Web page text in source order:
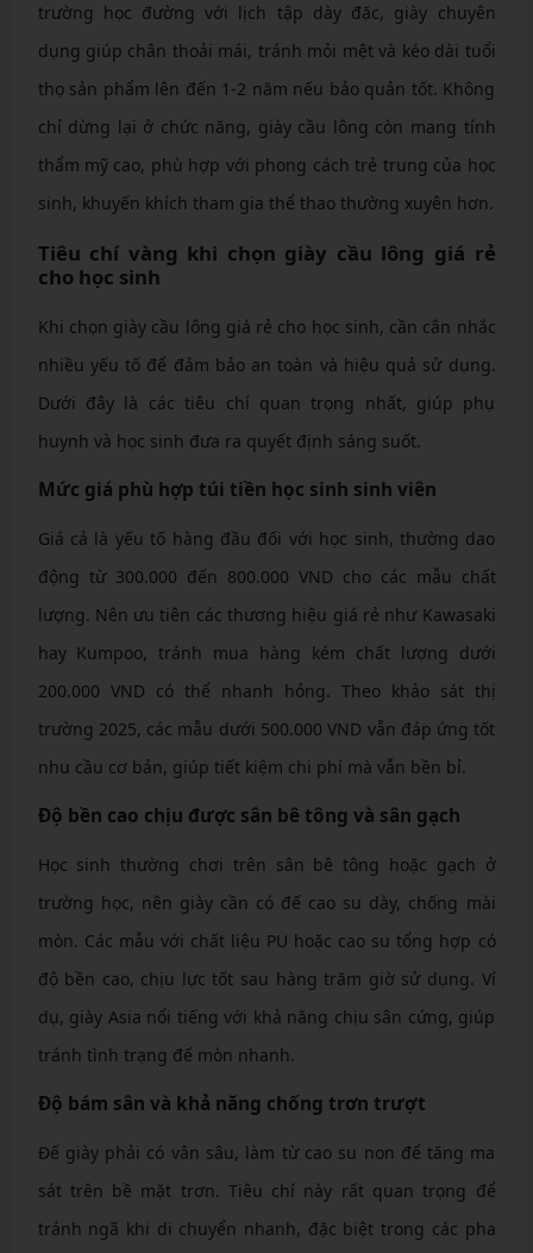
trường học đường với lịch tập dày đặc, giày chuyên
dụng giúp chân thoải mái, tránh mỏi mệt và kéo dài tuổi
thọ sản phẩm lên đến 1-2 năm nếu bảo quản tốt. Không
chỉ dừng lại ở chức năng, giày cầu lông còn mang tính
thẩm mỹ cao, phù hợp với phong cách trẻ trung của học
sinh, khuyến khích tham gia thể thao thường xuyên hơn.
Tiêu chí vàng khi chọn giày cầu lông giá rẻ
cho học sinh
Khi chọn giày cầu lông giá rẻ cho học sinh, cần cân nhắc
nhiều yếu tố để đảm bảo an toàn và hiệu quả sử dụng.
Dưới đây là các tiêu chí quan trọng nhất, giúp phụ
huynh và học sinh đưa ra quyết định sáng suốt.
Mức giá phù hợp túi tiền học sinh sinh viên
Giá cả là yếu tố hàng đầu đối với học sinh, thường dao
động từ 300.000 đến 800.000 VND cho các mẫu chất
lượng. Nên ưu tiên các thương hiệu giá rẻ như Kawasaki
hay Kumpoo, tránh mua hàng kém chất lượng dưới
200.000 VND có thể nhanh hỏng. Theo khảo sát thị
trường 2025, các mẫu dưới 500.000 VND vẫn đáp ứng tốt
nhu cầu cơ bản, giúp tiết kiệm chi phí mà vẫn bền bỉ.
Độ bền cao chịu được sân bê tông và sân gạch
Học sinh thường chơi trên sân bê tông hoặc gạch ở
trường học, nên giày cần có đế cao su dày, chống mài
mòn. Các mẫu với chất liệu PU hoặc cao su tổng hợp có
độ bền cao, chịu lực tốt sau hàng trăm giờ sử dụng. Ví
dụ, giày Asia nổi tiếng với khả năng chịu sân cứng, giúp
tránh tình trạng đế mòn nhanh.
Độ bám sân và khả năng chống trơn trượt
Đế giày phải có vân sâu, làm từ cao su non để tăng ma
sát trên bề mặt trơn. Tiêu chí này rất quan trọng để
tránh ngã khi di chuyển nhanh, đặc biệt trong các pha